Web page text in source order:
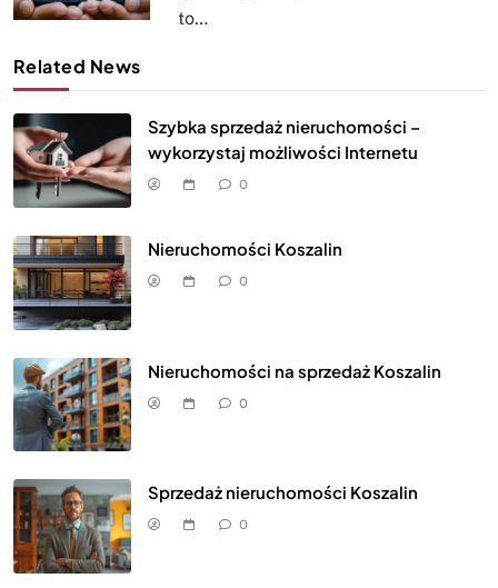
to…
Related News
Szybka sprzedaż nieruchomości –
wykorzystaj możliwości Internetu
0
Nieruchomości Koszalin
0
Nieruchomości na sprzedaż Koszalin
0
Sprzedaż nieruchomości Koszalin
0